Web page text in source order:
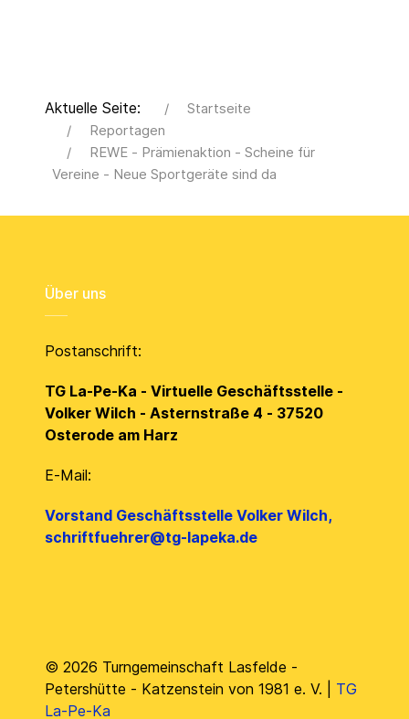
Aktuelle Seite:
Startseite
Reportagen
REWE - Prämienaktion - Scheine für
Vereine - Neue Sportgeräte sind da
Über uns
Postanschrift:
TG La-Pe-Ka - Virtuelle Geschäftsstelle -
Volker Wilch - Asternstraße 4 - 37520
Osterode am Harz
E-Mail:
Vorstand Geschäftsstelle Volker Wilch,
schriftfuehrer@tg-lapeka.de
© 2026 Turngemeinschaft Lasfelde -
Petershütte - Katzenstein von 1981 e. V. | TG
La-Pe-Ka